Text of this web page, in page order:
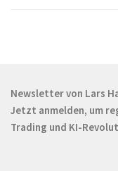
Newsletter von Lars
Jetzt anmelden, um
Trading und KI-